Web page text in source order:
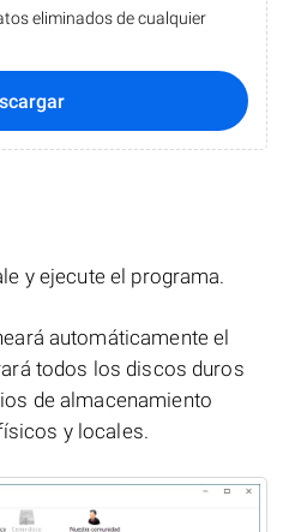
eliminados de cualquier
y ejecute el programa.
automáticamente el
todos los discos duros
de almacenamiento
y locales.